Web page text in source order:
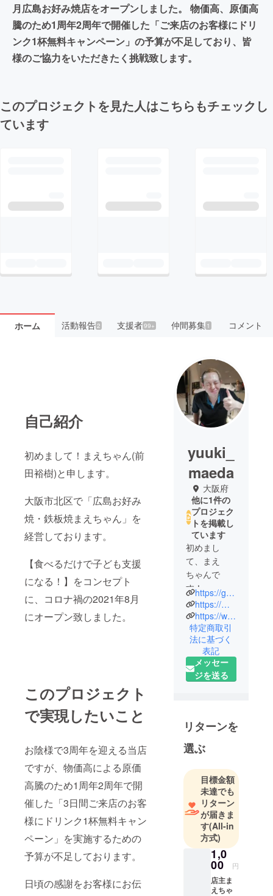
月広島お好み焼店をオープンしました。 物価高、原価高
騰のため1周年2周年で開催した「ご来店のお客様にドリ
ンク1杯無料キャンペーン」の予算が不足しており、皆
様のご協力をいただきたく挑戦致します。
このプロジェクトを見た人はこちらもチェックし
ています
ホーム 活動報告2 支援者99+ 仲間募集 1 コメント
自己紹介
初めまして！まえちゃん(前
田裕樹)と申します。
大阪市北区で「広島お好み
焼・鉄板焼まえちゃん」を
経営しております。
【食べるだけで子ども支援
になる！】をコンセプト
に、コロナ禍の2021年8月
にオープン致しました。
このプロジェクト
で実現したいこと
お陰様で3周年を迎える当店
ですが、物価高による原価
高騰のため1周年2周年で開
催した「3日間ご来店のお客
様にドリンク1杯無料キャン
ペーン」を実施するための
予算が不足しております。
日頃の感謝をお客様にお伝
yuuki_
maeda
大阪府
他に1件の
プロジェク
トを掲載し
ています
初めまし
て、まえ
ちゃんで
す！
2021年8月に
大阪市北区
中崎町で広
島お好み
焼・鉄板焼
まえちゃん
大阪では珍
しい本場広
島の味を
と広めて行
きたいと
思っており
ます！
https://gsfr3.app.goo.gl/croiWH
https://maps.app.goo.gl/GHjerggnvQaBJLep6
https://www.instagram.com/hiroshimaokonomiyakimaechan?igsh=MXdtY3BtMjJha2Y2
特定商取引
法に基づく
表記
メッセー
ジを送る
リターンを
選ぶ
目標金額
未達でも
リターン
が届きま
す(All-in
方式)
1,0
00 円
店主ま
えちゃ